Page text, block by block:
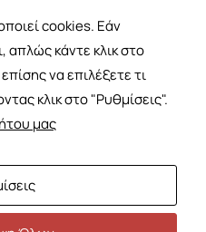
cookies. Εάν
απλώς κάντε κλικ στο
να επιλέξετε τι
κλικ στο "Ρυθμίσεις".
μας